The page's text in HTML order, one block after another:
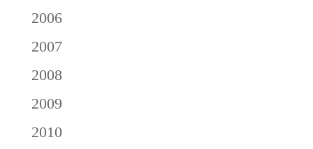
2006
2007
2008
2009
2010